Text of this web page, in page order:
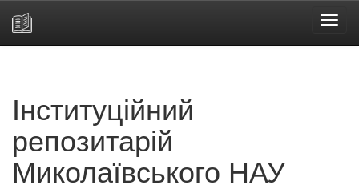
Інституційний
репозитарій
Миколаївського НАУ